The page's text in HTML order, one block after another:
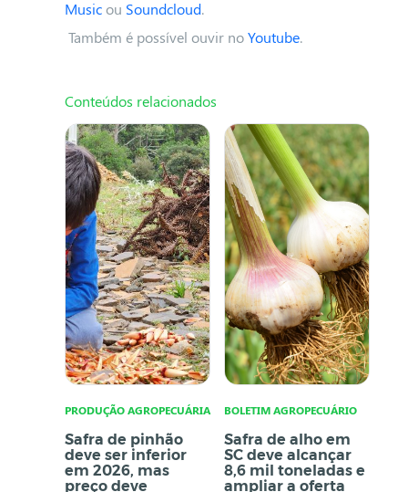
Musicou Soundcloud.
Também é possível ouvir noYoutube.
Conteúdos relacionados
PRODUÇÃO AGROPECUÁRIA
Safra de pinhão
deve ser inferior
em 2026, mas
preço deve
BOLETIM AGROPECUÁRIO
Safra de alho em
SC deve alcançar
8,6 mil toneladas e
ampliar a oferta